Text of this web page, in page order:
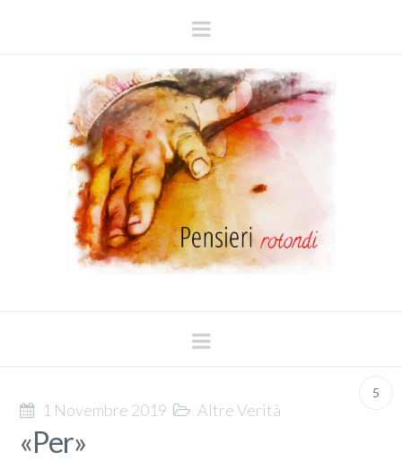
Navigation
Navigation
5
1 Novembre 2019 Altre Verità
«Per»